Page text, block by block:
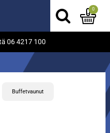
06 4217 100
0
Buffetvaunut